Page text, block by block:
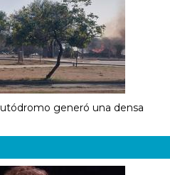
generó una densa